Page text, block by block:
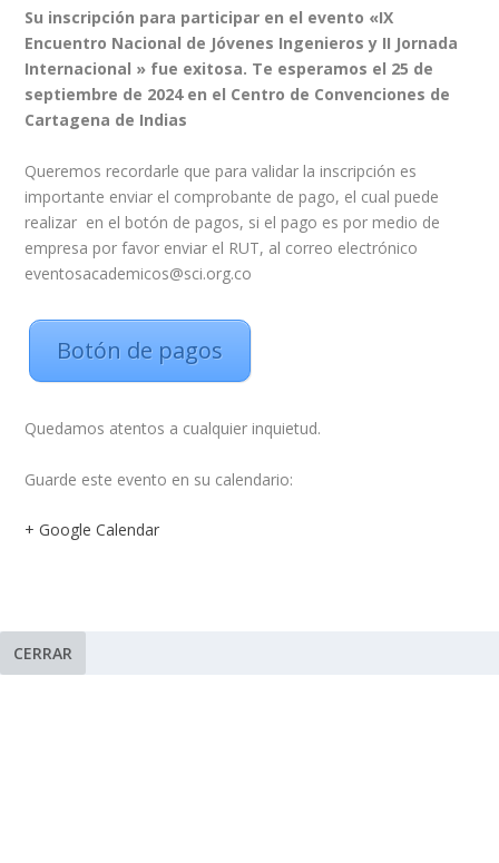
Su inscripción para participar en el evento «IX
Encuentro Nacional de Jóvenes Ingenieros y II Jornada
Internacional » fue exitosa. Te esperamos el 25 de
septiembre de 2024 en el Centro de Convenciones de
Cartagena de Indias
Queremos recordarle que para validar la inscripción es
importante enviar el comprobante de pago, el cual puede
realizar en el botón de pagos, si el pago es por medio de
empresa por favor enviar el RUT, al correo electrónico
eventosacademicos@sci.org.co
Botón de pagos
Quedamos atentos a cualquier inquietud.
Guarde este evento en su calendario:
+ Google Calendar
CERRAR